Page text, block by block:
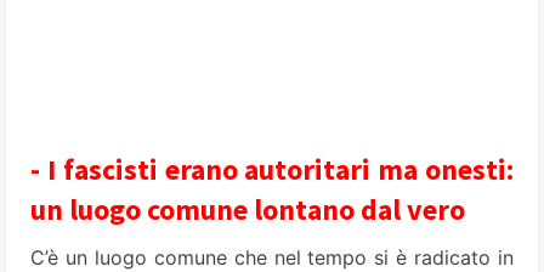
- I fascisti erano autoritari ma onesti:
un luogo comune lontano dal vero
C’è un luogo comune che nel tempo si è radicato in